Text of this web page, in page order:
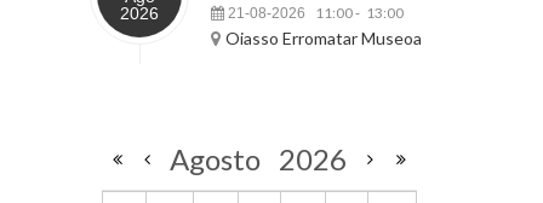
2026
21-08-2026 11:00- 13:00
Oiasso Erromatar Museoa
Agosto 2026